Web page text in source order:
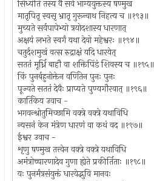
सिध्यंति तस्य वै सर्वे भाग्ययुक्तस्य षण्मुख
मातृपितृ स्वसृ भ्रातृ गुरून्वाथ निहत्य च ॥१९३॥
मुच्यते सर्वपापेभ्यो त्रयोदशास्य धारणात्
अक्षयं लभते स्वर्गं यथा देवो महेश्वरः ॥१९४॥
चतुर्दशमुखं वत्स रुद्राक्षं यदि धारयेत्
सततं मूर्ध्नि बाहौ वा शक्तिपिंडं शिवस्य च ॥१९५॥
किं पुनर्बहुनोक्तेन वर्णितेन पुनः पुनः
पूज्यते सततं देवैः प्राप्यते पुण्यगौरवात् ॥१९६॥
कार्तिकेय उवाच -
भगवन्श्रोतुमिच्छामि वक्त्रे वक्त्रे यथाविधि
न्यसनं केन मंत्रेण धारणं वा कथं वद ॥१९७॥
ईश्वर उवाच -
शृणु षण्मुख तत्त्वेन वक्त्रे वक्त्रे यथाविधि
अमंत्रोच्चारणादेव गुणा ह्येते प्रकीर्तिताः ॥१९८॥
यः पुनर्मंत्रसंयुक्तं धारयेद्भुवि मानवः